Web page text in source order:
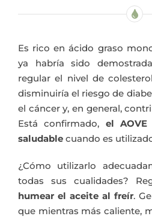
Es rico en ácido graso
ya habría sido
regular el nivel de
disminuiría el riesgo de
el cáncer y, en general,
Está confirmado, el AOVE
saludable cuando es
¿Cómo utilizarlo
todas sus cualidades?
humear el aceite al freír.
que mientras más caliente,